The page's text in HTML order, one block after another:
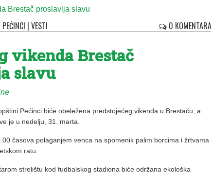
PEĆINCI | VESTI 0 KOMENTARA
vikenda Brestač
slavu
Pećinci biće obeležena predstojećeg vikenda u Brestaču, a
je u nedelju, 31. marta.
časova polaganjem venca na spomenik palim borcima i žrtvama
ratu.
strelištu kod fudbalskog stadiona biće održana ekološka